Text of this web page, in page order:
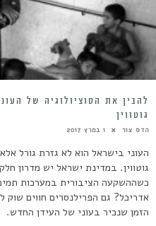
להבין את הסוציולוגיה של
גוטווין
הדס צור 1 במרץ 2017
העוני בישראל הוא לא גזרת גורל
גוטווין. במדינת ישראל יש מדרון
כשההשקעה הציבורית במערכות
אדריכל? גם הפרילנסרים חווים שוק
הזמן שנכיר בעוני של העידן החדש.